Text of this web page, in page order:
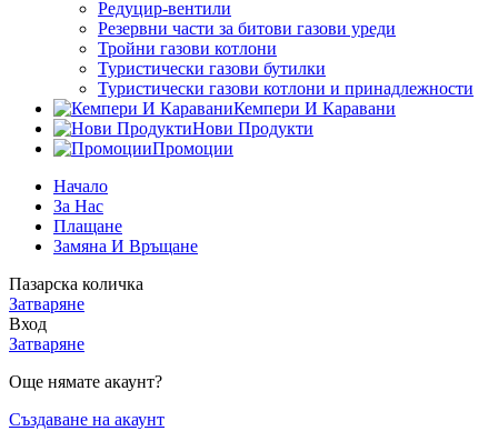
Редуцир-вентили
Резервни части за битови газови уреди
Тройни газови котлони
Туристически газови бутилки
Туристически газови котлони и принадлежности
Кемпери И Каравани
Нови Продукти
Промоции
Начало
За Нас
Плащане
Замяна И Връщане
Пазарска количка
Затваряне
Вход
Затваряне
Още нямате акаунт?
Създаване на акаунт